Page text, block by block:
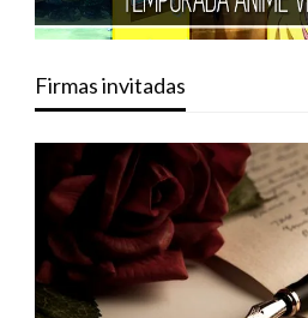
Firmas invitadas